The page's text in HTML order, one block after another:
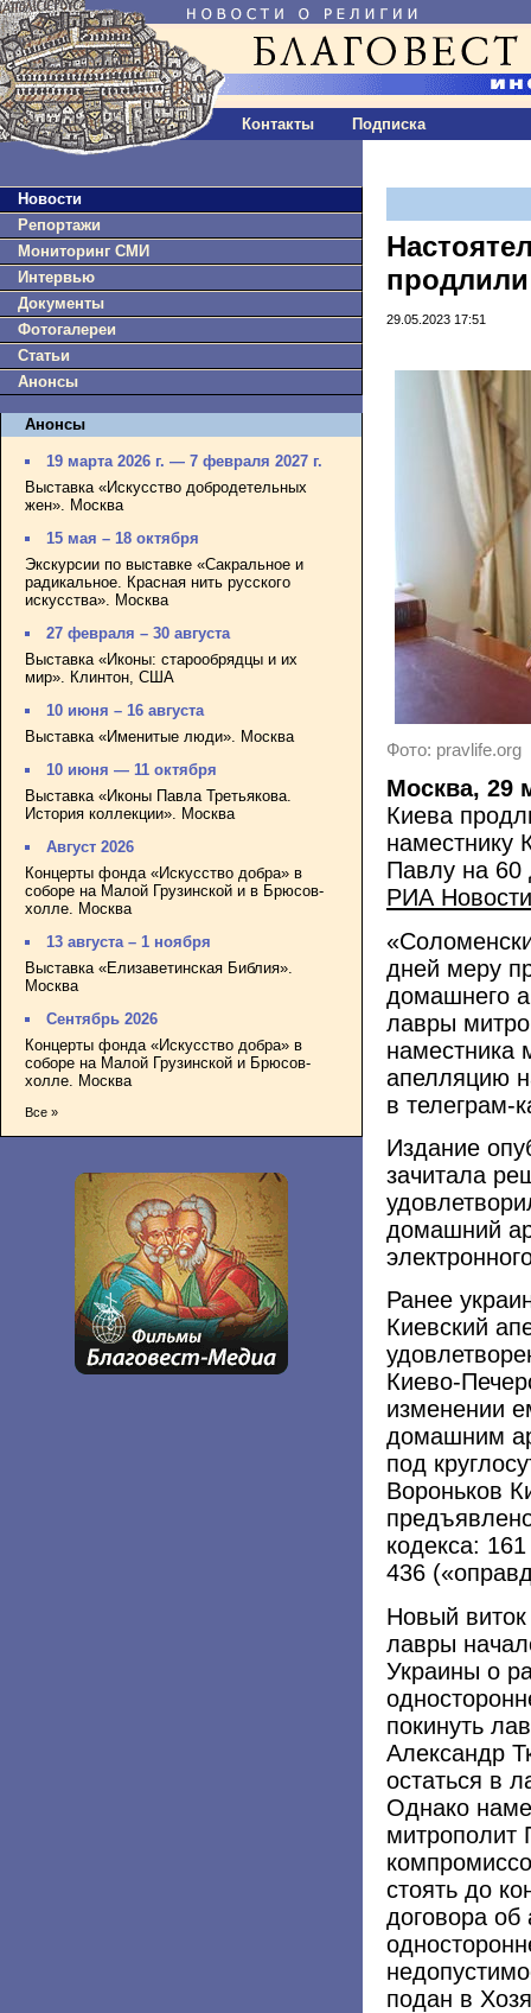
Контакты Подписка
Новости
Репортажи
Мониторинг СМИ
Интервью
Документы
Фотогалереи
Статьи
Анонсы
Анонсы
19 марта 2026 г. — 7 февраля 2027 г.
Выставка «Искусство добродетельных
жен». Москва
15 мая – 18 октября
Экскурсии по выставке «Сакральное и
радикальное. Красная нить русского
искусства». Москва
27 февраля – 30 августа
Выставка «Иконы: старообрядцы и их
мир». Клинтон, США
10 июня – 16 августа
Выставка «Именитые люди». Москва
10 июня — 11 октября
Выставка «Иконы Павла Третьякова.
История коллекции». Москва
Август 2026
Концерты фонда «Искусство добра» в
соборе на Малой Грузинской и в Брюсов-
холле. Москва
13 августа – 1 ноября
Выставка «Елизаветинская Библия».
Москва
Сентябрь 2026
Концерты фонда «Искусство добра» в
соборе на Малой Грузинской и Брюсов-
холле. Москва
Все »
29.05.2023 17:51
Фото: pravlife.org
Москва, 29
Киева
наместнику
Павлу на 60
РИА Новости
дней меру
домашнего
лавры
наместника
апелляцию
в телеграм-
Издание
зачитала
домашний
Ранее
Киевский
Киево-
изменении
домашним
под
Вороньков
кодекса:
436
Новый виток
лавры
Украины о
покинуть
Александр
остаться в
Однако
митрополит
стоять до
договора
подан в